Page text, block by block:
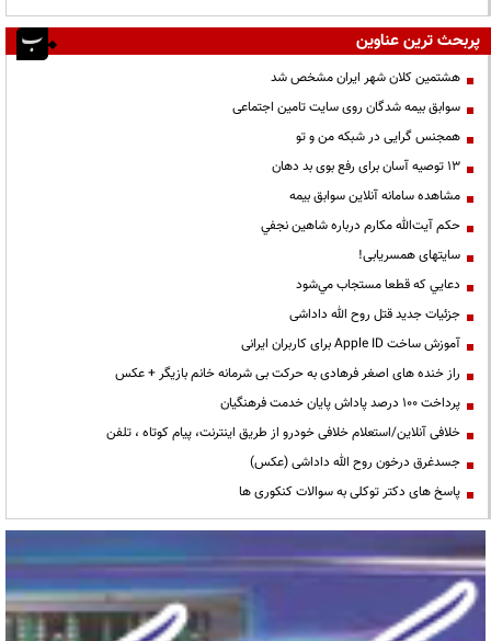
پربحث ترین عناوین
هشتمین کلان شهر ایران مشخص شد
سوابق بیمه شدگان روی سایت تامین اجتماعی
همجنس گرایی در شبکه من و تو
13 توصیه آسان برای رفع بوی بد دهان
مشاهده سامانه آنلاين سوابق بیمه
حكم آيت‌الله مكارم درباره شاهين نجفي
سایتهای همسریابی!
دعايي كه قطعا مستجاب مي‌شود
جزئیات جدید قتل روح الله داداشی
آموزش ساخت Apple ID برای کاربران ایرانی
راز خنده های اصغر فرهادی به حرکت بی شرمانه خانم بازیگر + عکس
پرداخت ۱۰۰ درصد پاداش پایان خدمت فرهنگیان
خلافی آنلاین/استعلام خلافی خودرو از طریق اینترنت، پیام کوتاه ، تلفن
جسدغرق درخون روح الله داداشی (عکس)
پاسخ های دکتر توکلی به سوالات کنکوری ها